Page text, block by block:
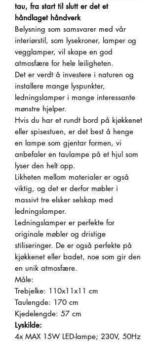
tau, fra start til slutt er det et
håndlaget håndverk
Belysning som samsvarer med vår
interiørstil, som lysekroner, lamper og
vegglamper, vil skape en god
atmosfære for hele leiligheten.
Det er verdt å investere i naturen og
installere mange lyspunkter,
ledningslamper i mange interessante
mønstre hjelper.
Hvis du har et rundt bord på kjøkkenet
eller spisestuen, er det best å henge
en lampe som gjentar formen, vi
anbefaler en taulampe på et hjul som
lyser den helt opp.
Likheten mellom materialer er også
viktig, og det er derfor møbler i
massivt tre elsker selskap med
ledningslamper.
Ledningslamper er perfekte for
originale møbler og dristige
stiliseringer. De er også perfekte på
kjøkkenet eller badet, noe som gir den
en unik atmosfære.
Måle:
Trebjelke: 110x11x11 cm
Taulengde: 170 cm
Kjedelengde: 57 cm
Lyskilde:
4x MAX 15W LED-lampe; 230V, 50Hz